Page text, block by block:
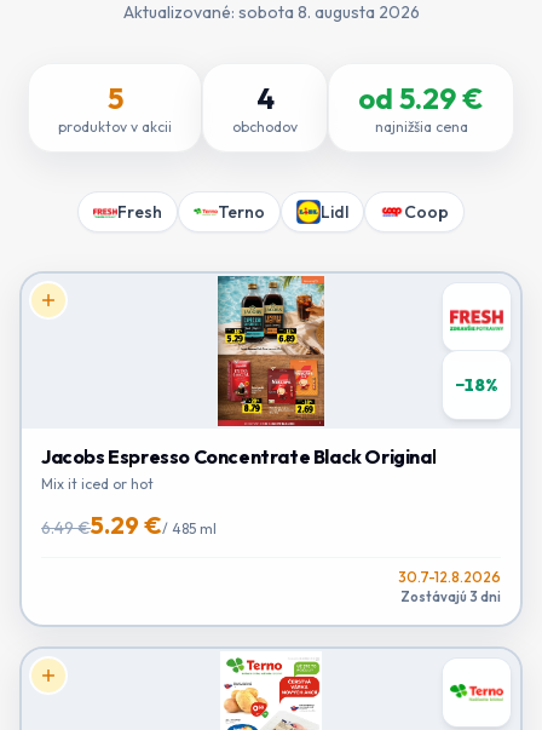
Aktualizované: sobota 8. augusta 2026
5
produktov v akcii
4
obchodov
od 5.29€
najnižšia cena
Fresh Terno Lidl Coop
−18%
Jacobs Espresso Concentrate Black Original
Mix it iced or hot
6.49 €5.29 €/ 485 ml
30.7-12.8.2026
Zostávajú 3 dni